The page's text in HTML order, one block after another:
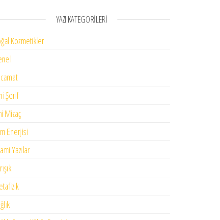
YAZI KATEGORILERI
Kozmetikler
Şerif
Mizaç
Enerjisi
Yazılar